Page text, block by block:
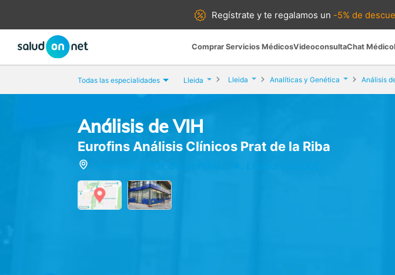
Regístrate yte regalamos un -5% de
Comprar Servicios MédicosVideoconsultaChat Médico
Todas las especialidades Lleida Lleida Analíticas y Genética Análisis
Análisis de VIH
Eurofins Análisis Clínicos Prat de la Riba